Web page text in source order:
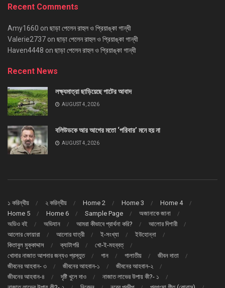
Recent Comments
Amy1660 on ছাড়া পেলেন রাহুল ও প্রিয়াঙ্কা গান্ধী
Valerie2737 on ছাড়া পেলেন রাহুল ও প্রিয়াঙ্কা গান্ধী
Haven4448 on ছাড়া পেলেন রাহুল ও প্রিয়াঙ্কা গান্ধী
Recent News
লক্ষ্যমাত্রা ছাড়িয়েছে পাটের আবাদ
AUGUST 4, 2026
বলিউডকে আর আগের মতো ‘পরিবার’ মনে হয় না
AUGUST 4, 2026
১ করিন্থীয় ২ করিন্থীয় Home 2 Home 3
Home 4
Home 5
Home 6 Sample Page
অজানাকে জানা
অডিও বই
অভিযান আমরা কীভাবে প্রার্থনা করি?
আলোর দিশারী
আলোর ফোয়ারা
আলোর যাত্রী ই-সংখ্যা
ইউহোন্না
কিতাবুল মুক্কাদ্দাস
ক্যাটাগরি
খো-ই-মহব্বত্
খোদার নাজাত আপনার জন্যও প্রস্তুত
গান গালাতীয়
জীবন দাতা
জীবনের আহবান- ৩
জীবনের আহবান-১
জীবনের আহবান-২
জীবনের আহবান-৪
দৃষ্টি খুলে দাও
নাজাত লাভের উপায় কী?- ১